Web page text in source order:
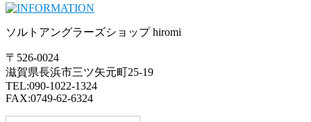
ソルトアングラーズショップ hiromi
〒526-0024
滋賀県長浜市三ツ矢元町25-19
TEL:090-1022-1324
FAX:0749-62-6324